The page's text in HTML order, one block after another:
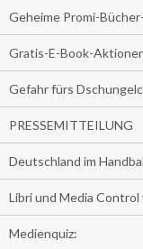
Geheime Promi-
Gratis-E-Book-
Gefahr fürs
PRESSEMITTEILUNG
Deutschland im
Libri und Media
Medienquiz: